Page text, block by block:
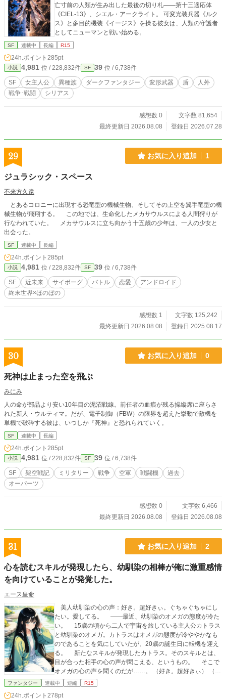
亡寸前の人類が生み出した最後の切り札――第十三適応体
《CIEL-13》、シエル・アークライト。 可変光装兵器《ルク
ス》と多目的機装《イージス》を操る彼女は、人類の守護者
としてニューマンと戦い始める。
SF 連載中 長編 R15
24h.ポイント 285pt
小説 4,981 位 / 228,832件 SF 39 位 / 6,738件
SF 女主人公 異種族 ダークファンタジー 変形武器 盾
人外
戦争･戦闘
シリアス
感想数 0
文字数 81,654
最終更新日 2026.08.08
登録日 2026.07.28
29 お気に入り追加 1
ジュラシック・スペース
不来方久遠
とあるコロニーに出現する恐竜型の機械生物、そしてその上空を翼手竜型の機
械生物が飛翔する。 この地では、生命化したメカサウルスによる人間狩りが
行なわれていた。 メカサウルスに立ち向かう十五歳の少年は、一人の少女と
出会った。
SF 連載中 長編
24h.ポイント 285pt
小説 4,981 位 / 228,832件 SF 39 位 / 6,738件
SF 近未来 サイボーグ バトル 恋愛
アンドロイド
終末世界×ほのぼの
感想数 1
文字数 125,242
最終更新日 2026.08.08
登録日 2025.08.17
30 お気に入り追加 0
死神は止まった空を飛ぶ
みにみ
人の命が部品より安い10年目の泥沼戦線。前任者の血痕が残る操縦席に座らさ
れた新人・ウルティマ。だが、電子制御（FBW）の限界を超えた挙動で敵機を
単機で破砕する彼は、いつしか『死神』と恐れられていく。
SF 連載中 長編
24h.ポイント 285pt
小説 4,981 位 / 228,832件 SF 39 位 / 6,738件
SF 架空戦記 ミリタリー 戦争 空軍 戦闘機
過去
オーパーツ
感想数 0
文字数 6,466
最終更新日 2026.08.08
登録日 2026.08.08
31 お気に入り追加 2
心を読むスキルが発現したら、幼馴染の相棒が俺に激重感情
を向けていることが発覚した。
エース皇命
美人幼馴染の心の声：好き。超好きぃ。ぐちゃぐちゃにし
たい。愛してる。 ――最近、幼馴染のオメガの態度が冷た
い。 15歳の頃から二人で宇宙を旅している主人公カトラス
と幼馴染のオメガ。カトラスはオメガの態度が冷ややかなも
のであることを気にしていたが、20歳の誕生日に転機を迎え
る。 新たなスキルが発現したカトラス。そのスキルとは、
目が合った相手の心の声が聞こえる、というもの。 そこで
オメガの心の声を聞くのだが……。 （好き。超好きぃ） （え
っちしたい） （結婚したい） どうやらオメガは、カトラス
ファンタジー 連載中 短編 R15
24h.ポイント 278pt